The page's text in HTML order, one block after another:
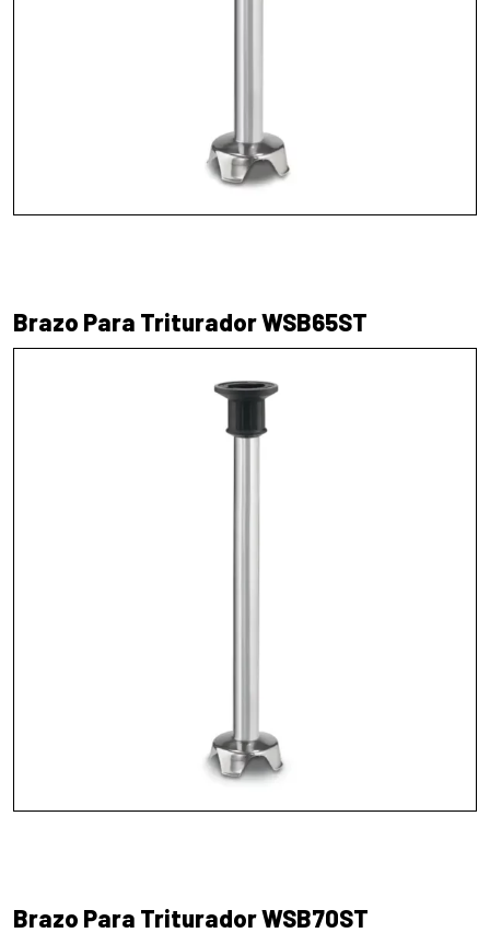
Brazo Para Triturador WSB65ST
Brazo Para Triturador WSB70ST